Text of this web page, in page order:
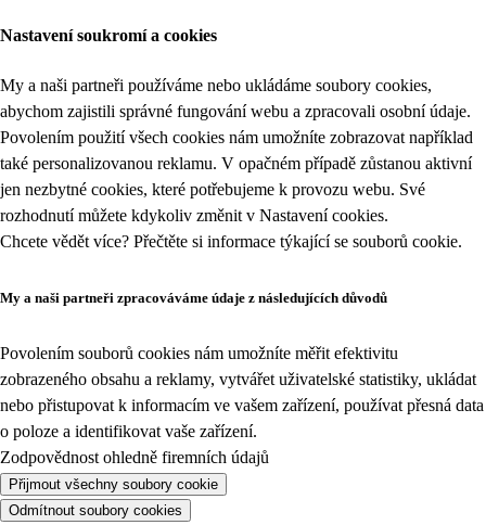
Nastavení soukromí a cookies
My a naši partneři používáme nebo ukládáme soubory cookies,
abychom zajistili správné fungování webu a zpracovali osobní údaje.
Povolením použití všech cookies nám umožníte zobrazovat například
také personalizovanou reklamu. V opačném případě zůstanou aktivní
jen nezbytné cookies, které potřebujeme k provozu webu. Své
rozhodnutí můžete kdykoliv změnit v Nastavení cookies.
Chcete vědět více? Přečtěte si informace týkající se souborů cookie.
My a naši partneři zpracováváme údaje z následujících důvodů
Povolením souborů cookies nám umožníte měřit efektivitu
zobrazeného obsahu a reklamy, vytvářet uživatelské statistiky, ukládat
nebo přistupovat k informacím ve vašem zařízení, používat přesná data
o poloze a identifikovat vaše zařízení.
Zodpovědnost ohledně firemních údajů
Přijmout všechny soubory cookie
Odmítnout soubory cookies